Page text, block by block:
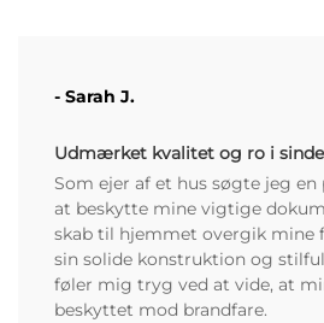
- Sarah J.
Udmærket kvalitet og ro i
Som ejer af et hus søgte jeg
at beskytte mine vigtige
skab til hjemmet overgik mine
sin solide konstruktion og
føler mig tryg ved at vide, at
beskyttet mod brandfare.